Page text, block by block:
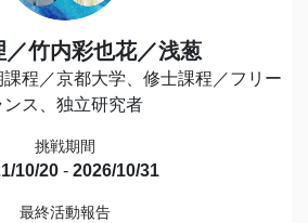
／竹内彩也花／浅葱
程／京都大学、修士課程／フリー
ンス、独立研究者
挑戦期間
10/20- 2026/10/31
最終活動報告